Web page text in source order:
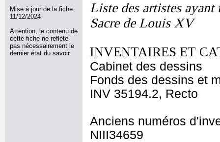
Mise à jour de la fiche
11/12/2024
Attention, le contenu de
cette fiche ne reflète
pas nécessairement le
dernier état du savoir.
Liste des artistes
Sacre de Louis XV
INVENTAIRES ET
Cabinet des dessins
Fonds des dessins et
INV 35194.2, Recto
Anciens numéros
NIII34659